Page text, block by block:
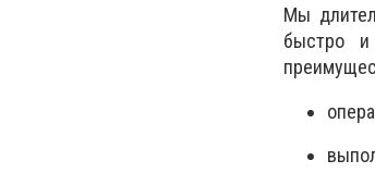
Мы
быстро и